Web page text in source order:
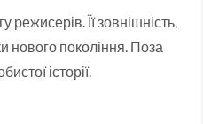
Її зовнішність,
нового покоління. Поза
історії.